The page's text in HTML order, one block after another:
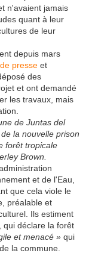
n'avaient jamais
quant à leur
de leur
depuis mars
presse et
des
et ont demandé
les travaux, mais
de Juntas del
la nouvelle prison
forêt tropicale
Brown.
et de l'Eau,
que cela viole le
préalable et
Ils estiment
, qui déclare la forêt
et menacé » qui
la commune.